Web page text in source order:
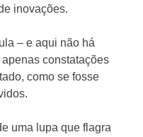
inovações.
– e aqui não há
constatações
como se fosse
uma lupa que flagra